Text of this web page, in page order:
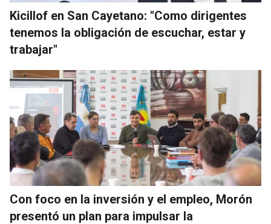
Kicillof en San Cayetano: "Como dirigentes
tenemos la obligación de escuchar, estar y
trabajar"
Con foco en la inversión y el empleo, Morón
presentó un plan para impulsar la